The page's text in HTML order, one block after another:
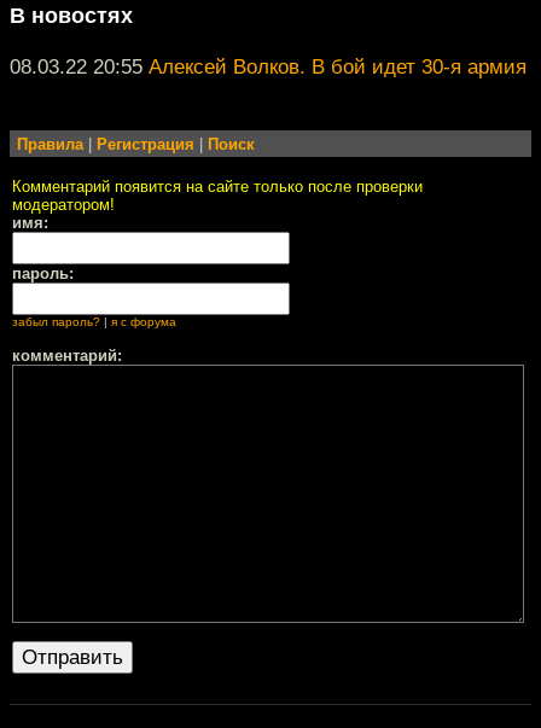
В новостях
08.03.22 20:55 Алексей Волков. В бой идет 30-я армия
Правила| Регистрация Поиск
Комментарий появится на сайте только после проверки
модератором!
имя:
пароль:
забыл пароль? я с форума
комментарий: